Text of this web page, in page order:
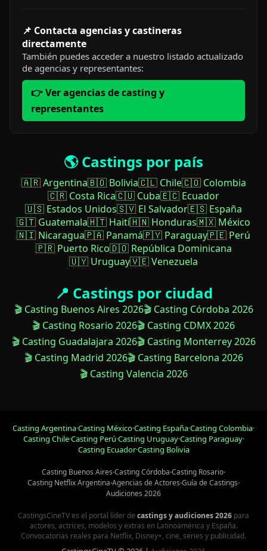
📌 Contacta agencias y castineras
directamente
También puedes acceder a nuestro listado actualizado
de agencias y representantes:
👉 Ver agencias de casting y
representantes
🌎 Castings por país
🇦🇷 Argentina🇧🇴 Bolivia🇨🇱 Chile🇨🇴 Colombia
🇨🇷 Costa Rica🇨🇺 Cuba🇪🇨 Ecuador
🇺🇸 Estados Unidos🇸🇻 El Salvador🇪🇸 España
🇬🇹 Guatemala🇭🇹 Haití🇭🇳 Honduras🇲🇽 México
🇳🇮 Nicaragua🇵🇦 Panamá🇵🇾 Paraguay🇵🇪 Perú
🇵🇷 Puerto Rico🇩🇴 República Dominicana
🇺🇾 Uruguay🇻🇪 Venezuela
📍 Castings por ciudad
🎬 Casting Buenos Aires 2026🎬 Casting Córdoba 2026
🎬 Casting Rosario 2026🎬 Casting CDMX 2026
🎬 Casting Guadalajara 2026🎬 Casting Monterrey 2026
🎬 Casting Madrid 2026🎬 Casting Barcelona 2026
🎬 Casting Valencia 2026
Casting Argentina·Casting México·Casting España·Casting Colombia·
Casting Chile·Casting Perú·Casting Uruguay·Casting Paraguay·
Casting Ecuador·Casting Bolivia
Casting Buenos Aires·Casting Córdoba·Casting Rosario·
Casting Netflix Argentina·Agencias de Actores·Guía de Castings·
Audiciones 2026
CastingsCineTV es el portal líder de castings y audiciones 2026 para
actores, actrices, modelos y extras en Latinoamérica y España.
Convocatorias reales para Netflix, Disney+, cine, series y publicidad.